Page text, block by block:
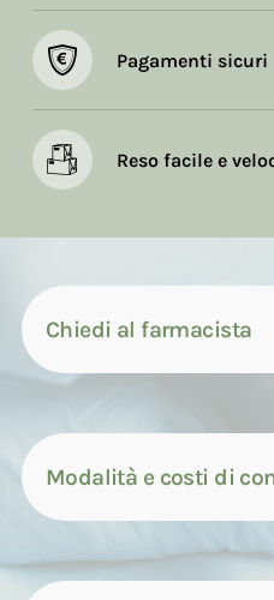
Pagamenti sicuri
Reso facile e
Chiedi al farmacista
Contattaci
Modalità e costi di